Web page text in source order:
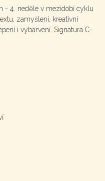
- 4. neděle v mezidobí cyklu
zamyšlení, kreativní
i vybarvení. Signatura C-